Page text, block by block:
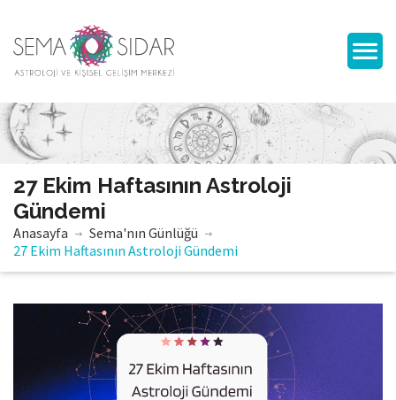
27 Ekim Haftasının Astroloji
Gündemi
Anasayfa
Sema'nın Günlüğü
27 Ekim Haftasının Astroloji Gündemi